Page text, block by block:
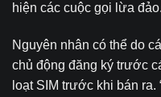
hiện các cuộc gọi lừa đảo.
Nguyên nhân có thể do
chủ động đăng ký trước
loạt SIM trước khi bán